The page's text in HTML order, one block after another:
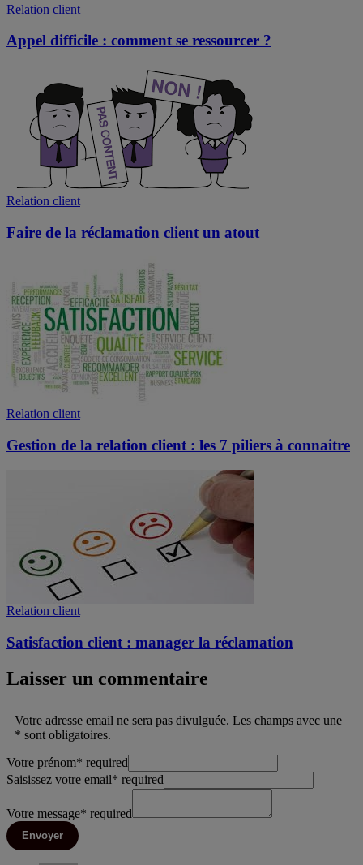
Relation client
Appel difficile : comment se ressourcer ?
Relation client
Faire de la réclamation client un atout
Relation client
Gestion de la relation client : les 7 piliers à connaitre
Relation client
Satisfaction client : manager la réclamation
Laisser un commentaire
Votre adresse email ne sera pas divulguée. Les champs avec une
* sont obligatoires.
Votre prénom* required
Saisissez votre email* required
Votre message* required
Envoyer